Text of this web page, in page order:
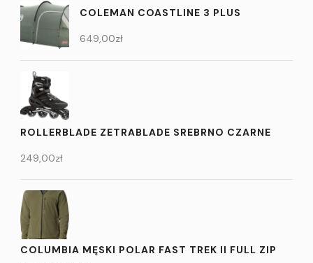
COLEMAN COASTLINE 3 PLUS
649,00zł
ROLLERBLADE ZETRABLADE SREBRNO CZARNE
249,00zł
COLUMBIA MĘSKI POLAR FAST TREK II FULL ZIP